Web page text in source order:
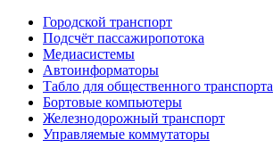
Городской транспорт
Подсчёт пассажиропотока
Медиасистемы
Автоинформаторы
Табло для общественного транспорта
Бортовые компьютеры
Железнодорожный транспорт
Управляемые коммутаторы